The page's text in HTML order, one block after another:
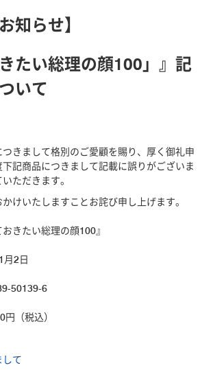
知らせ】
きたい総理の顔100」』記
いて
きまして格別のご愛顧を賜り、厚く御礼申
下記商品につきまして記載に誤りがございま
ただきます。
けいたしますことお詫び申し上げます。
きたい総理の顔100』
2日
50139-6
（税込）
して